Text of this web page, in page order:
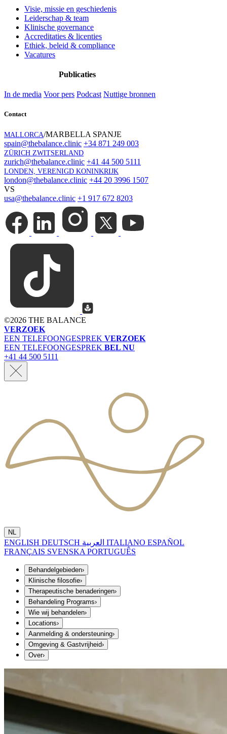
Visie, missie en geschiedenis
Leiderschap & team
Klinische governance
Accreditaties & licenties
Ethiek, beleid & compliance
Vacatures
Publicaties
In de media Voor pers Podcast Nuttige bronnen
Contact
MALLORCA/MARBELLA SPANJE
spain@thebalance.clinic +34 871 249 003
ZÜRICH ZWITSERLAND
zurich@thebalance.clinic +41 44 500 5111
LONDEN, VERENIGD KONINKRIJK
london@thebalance.clinic +44 20 3996 1507
VS
usa@thebalance.clinic +1 917 672 8203
©2026 THE BALANCE
VERZOEK
EEN TELEFOONGESPREK VERZOEK
EEN TELEFOONGESPREK BEL NU
+41 44 500 5111
NL
ENGLISH DEUTSCH ITALIANO ESPAÑOL
FRANÇAIS SVENSKA PORTUGUÊS
Behandelgebieden›
Klinische filosofie›
Therapeutische benaderingen›
Behandeling Programs›
Wie wij behandelen›
Locations›
Aanmelding & ondersteuning›
Omgeving & Gastvrijheid›
Over›